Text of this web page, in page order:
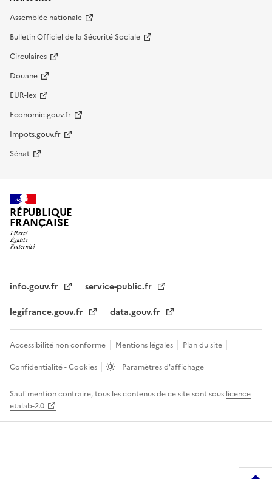
Assemblée nationale
Bulletin Officiel de la Sécurité Sociale
Circulaires
Douane
EUR-lex
Economie.gouv.fr
Impots.gouv.fr
Sénat
RÉPUBLIQUE
FRANÇAISE
info.gouv.fr
service-public.fr
legifrance.gouv.fr
data.gouv.fr
Accessibilité non conforme Mentions légales
Plan du site
Confidentialité - Cookies
Paramètres d'affichage
Sauf mention contraire, tous les contenus de ce site sont sous licence
etalab-2.0